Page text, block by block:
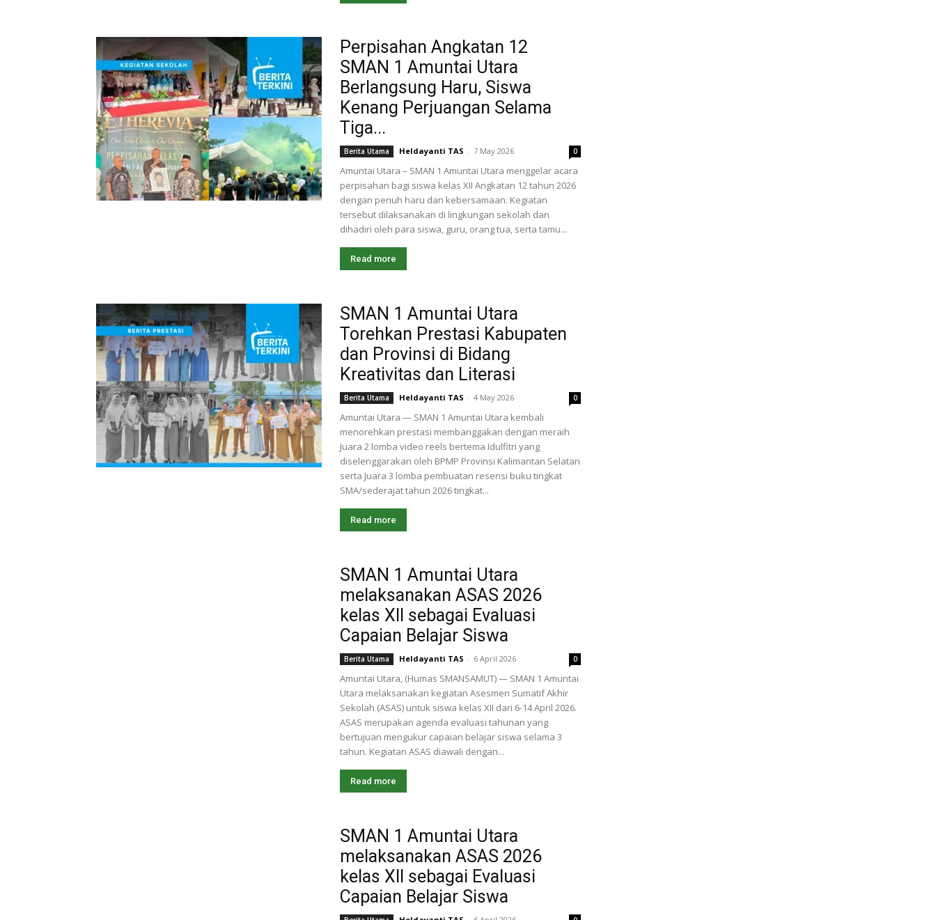
Perpisahan Angkatan 12
SMAN 1 Amuntai Utara
Berlangsung Haru, Siswa
Kenang Perjuangan Selama
Tiga...
Berita Utama Heldayanti TAS - 7 May 2026 0
Amuntai Utara – SMAN 1 Amuntai Utara menggelar acara
perpisahan bagi siswa kelas XII Angkatan 12 tahun 2026
dengan penuh haru dan kebersamaan. Kegiatan
tersebut dilaksanakan di lingkungan sekolah dan
dihadiri oleh para siswa, guru, orang tua, serta tamu...
Read more
SMAN 1 Amuntai Utara
Torehkan Prestasi Kabupaten
dan Provinsi di Bidang
Kreativitas dan Literasi
Berita Utama Heldayanti TAS - 4 May 2026 0
Amuntai Utara — SMAN 1 Amuntai Utara kembali
menorehkan prestasi membanggakan dengan meraih
Juara 2 lomba video reels bertema Idulfitri yang
diselenggarakan oleh BPMP Provinsi Kalimantan Selatan
serta Juara 3 lomba pembuatan resensi buku tingkat
SMA/sederajat tahun 2026 tingkat...
Read more
SMAN 1 Amuntai Utara
melaksanakan ASAS 2026
kelas XII sebagai Evaluasi
Capaian Belajar Siswa
Berita Utama Heldayanti TAS - 6 April 2026 0
Amuntai Utara, (Humas SMANSAMUT) — SMAN 1 Amuntai
Utara melaksanakan kegiatan Asesmen Sumatif Akhir
Sekolah (ASAS) untuk siswa kelas XII dari 6-14 April 2026.
ASAS merupakan agenda evaluasi tahunan yang
bertujuan mengukur capaian belajar siswa selama 3
tahun. Kegiatan ASAS diawali dengan...
Read more
SMAN 1 Amuntai Utara
melaksanakan ASAS 2026
kelas XII sebagai Evaluasi
Capaian Belajar Siswa